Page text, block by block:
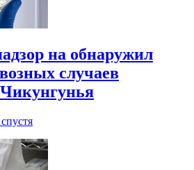
на обнаружил
случаев